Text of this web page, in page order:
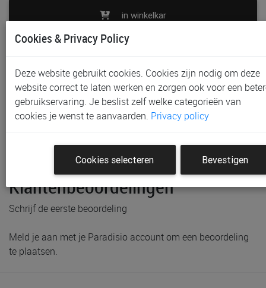
in winkelkar
toevoegen aan lijst
Niet in voorraad in onze winkels
Gratis afhalen in onze winkels mogelijk na bestelling
Gratis verzending vanaf € 80 *
Voorraad bij Paradisio
Klantenbeoordelingen
Schrijf de eerste beoordeling
Meld je aan met je Paradisio account om een beoordeling
te plaatsen.
Cookies & Privacy Policy
Deze website gebruikt cookies. Cookies zijn nodig om deze
website correct te laten werken en zorgen ook voor een
gebruikservaring. Je beslist zelf welke categorieën van
cookies je wenst te aanvaarden. Privacy policy
Cookies selecteren Bevestigen